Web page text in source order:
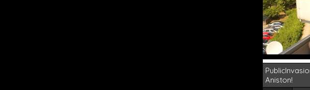
Aniston!